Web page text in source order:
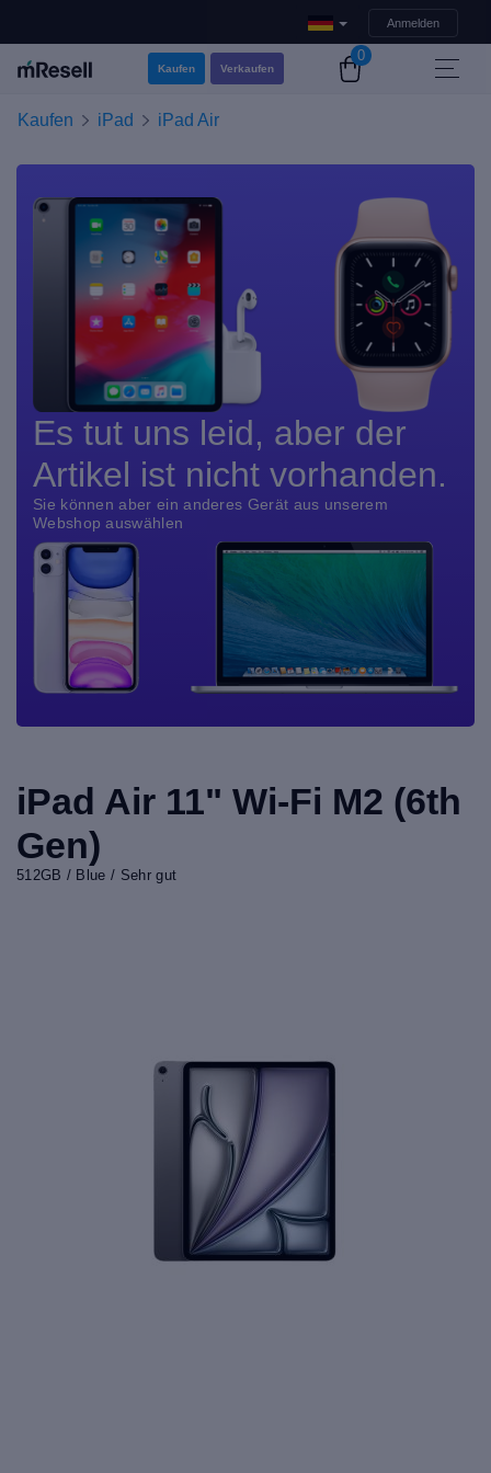
Anmelden
Kaufen Verkaufen
0
Kaufen iPad iPad Air
Es tut uns leid, aber der
Artikel ist nicht vorhanden.
Sie können aber ein anderes Gerät aus unserem
Webshop auswählen
iPad Air 11" Wi-Fi M2 (6th
Gen)
512GB / Blue / Sehr gut